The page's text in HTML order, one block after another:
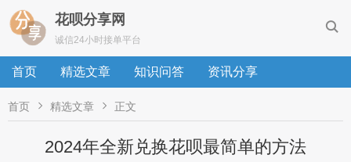

花呗分享网
诚信24小时接单平台
首页 精选文章 知识问答 资讯分享
首页  精选文章  正文
2024年全新兑换花呗最简单的方法